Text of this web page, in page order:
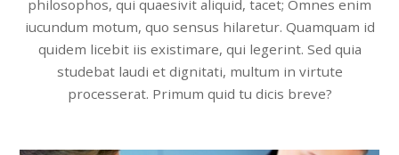
philosophos, qui quaesivit aliquid, tacet; Omnes enim
iucundum motum, quo sensus hilaretur. Quamquam id
quidem licebit iis existimare, qui legerint. Sed quia
studebat laudi et dignitati, multum in virtute
processerat. Primum quid tu dicis breve?